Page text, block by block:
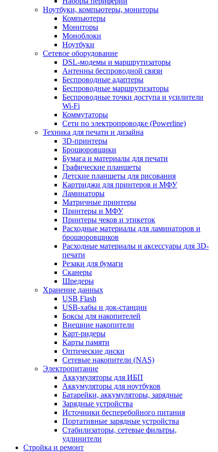
Ноутбуки, компьютеры, мониторы
Компьютеры
Мониторы
Моноблоки
Ноутбуки
Сетевое оборудование
DSL-модемы и маршрутизаторы
Антенны беспроводной связи
Беспроводные адаптеры
Беспроводные маршрутизаторы
Беспроводные точки доступа и усилители
Wi-Fi
Коммутаторы
Сети по электропроводке (Powerline)
Техника для печати и дизайна
3D-принтеры
Брошюровщики
Бумага и материалы для печати
Графические планшеты
Детские планшеты для рисования
Картриджи для принтеров и МФУ
Ламинаторы
Матричные принтеры
Принтеры и МФУ
Принтеры чеков и этикеток
Расходные материалы для ламинаторов и
брошюровщиков
Расходные материалы и аксессуары для 3D-
печати
Резаки для бумаги
Сканеры
Шредеры
Хранение данных
USB Flash
USB-хабы и док-станции
Боксы для накопителей
Внешние накопители
Карт-ридеры
Карты памяти
Оптические диски
Сетевые накопители (NAS)
Электропитание
Аккумуляторы для ИБП
Аккумуляторы для ноутбуков
Батарейки, аккумуляторы, зарядные
Зарядные устройства
Источники бесперебойного питания
Портативные зарядные устройства
Стабилизаторы, сетевые фильтры,
удлинители
Стройка и ремонт